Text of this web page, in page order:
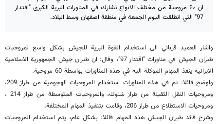
ان ۶۰ مروحية من مختلف الانواع تشارك في المناورات البرية الكبرى "اقتدار
97" التي انطلقت اليوم الجمعة في منطقة اصفهان وسط البلاد.
واشار العميد قرباني الى استخدام القوة البرية للجيش بشكل واسع لمروحيات
طيران الجيش في مناورات "اقتدار 97"، وقال: ان طيران جيش الجمهورية الاسلامية
الايرانية ينفذ المهام الموكلة اليه في هذه المناورات بواسطة 60 مروحية.
واوضح قائلا: تم في هذه المناورات استخدام المروحيات الهجومية من طراز 209،
ومروحيات النقل الثقيلة من طراز شنوك، والمروحيات المتوسطة من طراز 214 ،
ومروحيات الاستطلاع من طراز 206، وقامت بتنفيذ المهام المختلفة.
وشرح قائد طيران الجيش هذه المهام قائلا: بشكل عام، يتم استخدام المروحيات